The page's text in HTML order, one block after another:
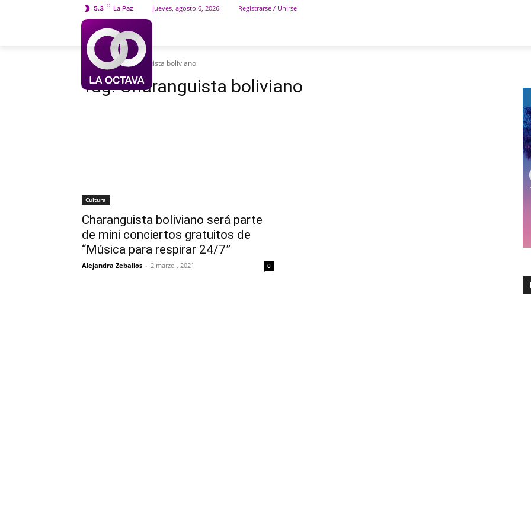
5.3 C La Paz jueves, agosto 6, 2026 Registrarse / Unirse
Etiquetas Charanguista boliviano
Tag:Charanguista boliviano
Cultura
Charanguista boliviano será parte
de mini conciertos gratuitos de
“Música para respirar 24/7”
Alejandra Zeballos - 2 marzo , 2021 0